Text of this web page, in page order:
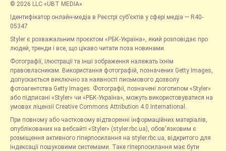
© 2026 LLC «UBT MEDIA»
Ідентифікатор онлайн-медіа в Реєстрі суб’єктів у сфері медіа — R40-
05347
Styler є розважальним проєктом «РБК-Україна», який розповідає про
людей, тренди і все, що цікаво читати поза новинами.
Фотографії, ілюстрації та інші зображення належать їхнім
правовласникам. Використання фотографій, позначених Getty Images,
допускається виключно за наявності письмового дозволу
фотоагентства Getty Images. Фотографії, позначені логотипом «Styler»
або підписані «Styler» чи «РБК-Україна», можуть використовуватися на
умовах ліцензії Creative Commons Attribution 4.0 International.
При повному або частковому відтворенні інформаційних матеріалів,
опублікованих на вебсайті «Styler» (styler.rbc.ua), обов'язковим є
розміщення активного гіперпосилання на styler.rbc.ua, відкритого для
індексації пошуковими системами. Таке гіперпосилання має бути